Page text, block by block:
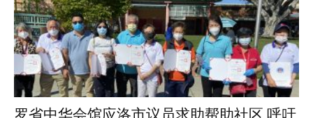
罗省中华会馆应洛市议员求助帮助社区 呼吁